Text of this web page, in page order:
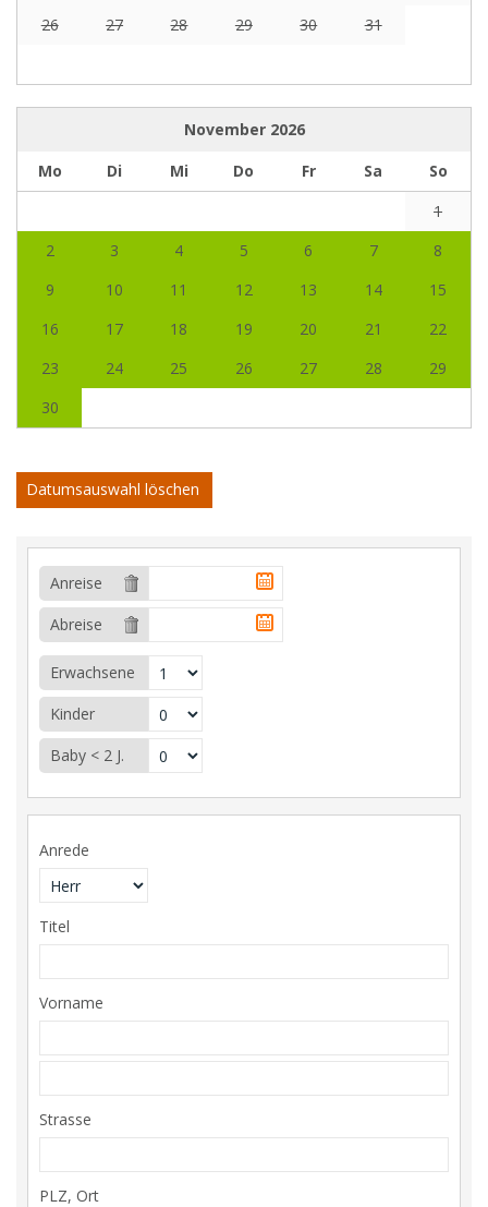
26
27 28 29 30 31
November 2026
Mo
Di Mi Do Fr Sa
So
1
2
3 4 5 6 7
8
9
10 11 12 13 14
15
16
17 18 19 20 21
22
23
24 25 26 27 28
29
30
Datumsauswahl löschen
Anreise
Abreise
Erwachsene
Kinder
Baby < 2 J.
Anrede
Titel
Vorname
Strasse
PLZ, Ort